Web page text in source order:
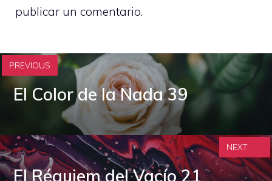
publicar un comentario.
PREVIOUS
El Color de la Nada 39
El Réquiem del Vacío 21
NEXT